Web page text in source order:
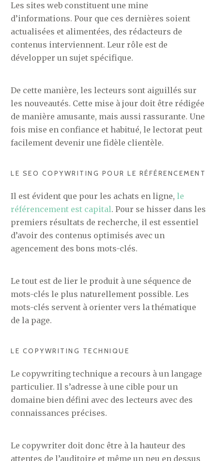
Les sites web constituent une mine
d’informations. Pour que ces dernières soient
actualisées et alimentées, des rédacteurs de
contenus interviennent. Leur rôle est de
développer un sujet spécifique.
De cette manière, les lecteurs sont aiguillés sur
les nouveautés. Cette mise à jour doit être rédigée
de manière amusante, mais aussi rassurante. Une
fois mise en confiance et habitué, le lectorat peut
facilement devenir une fidèle clientèle.
LE SEO COPYWRITING POUR LE RÉFÉRENCEMENT
Il est évident que pour les achats en ligne,le
référencement est capital. Pour se hisser dans les
premiers résultats de recherche, il est essentiel
d’avoir des contenus optimisés avec un
agencement des bons mots-clés.
Le tout est de lier le produit à une séquence de
mots-clés le plus naturellement possible. Les
mots-clés servent à orienter vers la thématique
de la page.
LE COPYWRITING TECHNIQUE
Le copywriting technique a recours à un langage
particulier. Il s’adresse à une cible pour un
domaine bien défini avec des lecteurs avec des
connaissances précises.
Le copywriter doit donc être à la hauteur des
attentes de l’auditoire et même un peu en dessus